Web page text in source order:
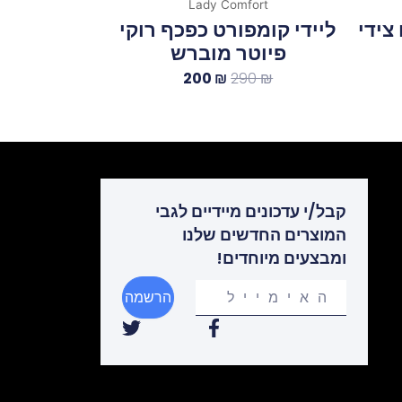
Lady Comfort
ליידי קומפורט כפכף רוקי
פיוטר מוברש
290₪
200 ₪
קבל/י עדכונים מיידיים לגבי
המוצרים החדשים שלנו
ומבצעים מיוחדים!
email
הרשמה
F
c
T
i